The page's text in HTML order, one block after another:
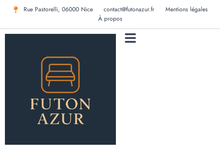
Rue Pastorelli, 06000 Nice contact@futonazur.fr
Mentions légales
À propos